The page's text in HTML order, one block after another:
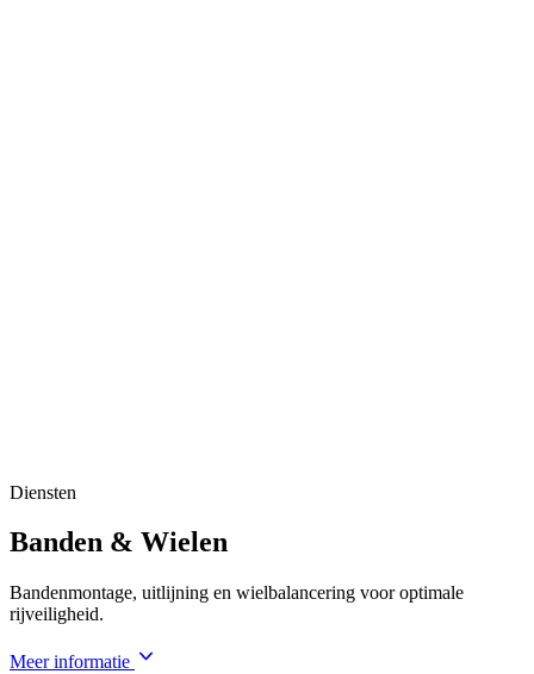
Diensten
Banden & Wielen
Bandenmontage, uitlijning en wielbalancering voor optimale
rijveiligheid.
Meer informatie